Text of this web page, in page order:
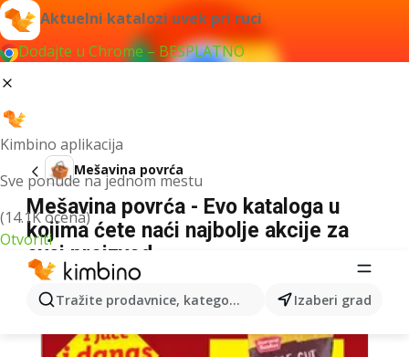
Aktuelni katalozi uvek pri ruci
Dodajte u Chrome – BESPLATNO
Kimbino aplikacija
Sve ponude na jednom mestu
(14.1K ocena)
Otvoriti
Tražite prodavnice, kategorije, proizvode...Izaberi grad
Mešavina povrća
Mešavina povrća - Evo kataloga u
kojima ćete naći najbolje akcije za
ovaj proizvod